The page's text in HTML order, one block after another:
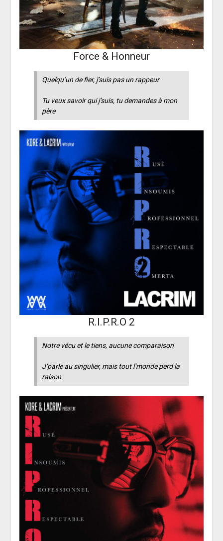
Force & Honneur
Quelqu’un de fier, j’suis pas un rappeur
Tu veux savoir qui j’suis, tu demandes à mon
père
R.I.P.R.O 2
Notre vécu et le tiens, aucune comparaison
J’parle au singulier, mais tout l’monde perd la
raison